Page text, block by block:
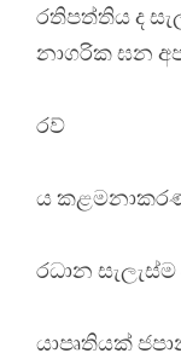
රතිපත්තිය ද
නාගරික ඝන
රව්
ය
රධාන
යාපෘතියක්